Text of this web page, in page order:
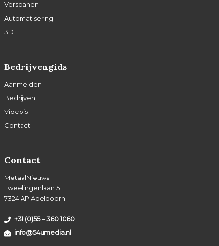
Verspanen
Automatisering
3D
Bedrijvengids
Aanmelden
Bedrijven
Video’s
Contact
Contact
MetaalNieuws
Tweelingenlaan 51
7324 AP Apeldoorn
+31 (0)55 – 360 1060
info@54umedia.nl